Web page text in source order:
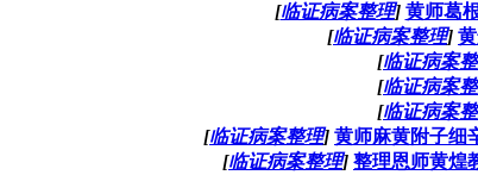
[临证病案整理] 黄师葛
[临证病案整理]
[临证病案
[临证病案
[临证病案
[临证病案整理] 黄师麻黄附子细
[临证病案整理] 整理恩师黄煌